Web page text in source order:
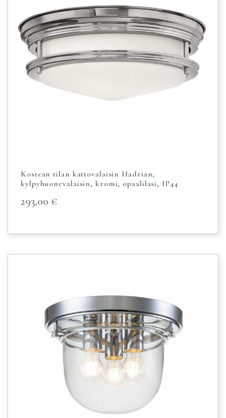
Kostean tilan kattovalaisin Hadrian,
kylpyhuonevalaisin, kromi, opaalilasi, IP44
293,00 €